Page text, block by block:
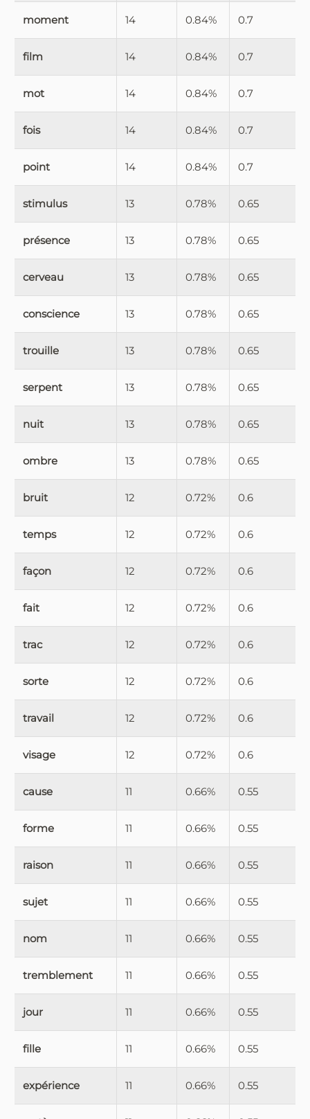
moment 14 0.84% 0.7
film 14 0.84% 0.7
mot 14 0.84% 0.7
fois 14 0.84% 0.7
point 14 0.84% 0.7
stimulus 13 0.78% 0.65
présence 13 0.78% 0.65
cerveau 13 0.78% 0.65
conscience 13 0.78% 0.65
trouille 13 0.78% 0.65
serpent 13 0.78% 0.65
nuit 13 0.78% 0.65
ombre 13 0.78% 0.65
bruit 12 0.72% 0.6
temps 12 0.72% 0.6
façon 12 0.72% 0.6
fait 12 0.72% 0.6
trac 12 0.72% 0.6
sorte 12 0.72% 0.6
travail 12 0.72% 0.6
visage 12 0.72% 0.6
cause 11 0.66% 0.55
forme 11 0.66% 0.55
raison 11 0.66% 0.55
sujet 11 0.66% 0.55
nom 11 0.66% 0.55
tremblement 11 0.66% 0.55
jour 11 0.66% 0.55
fille 11 0.66% 0.55
expérience 11 0.66% 0.55